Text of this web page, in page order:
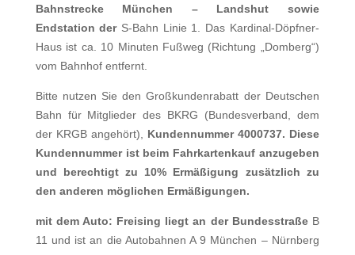
Bahnstrecke München – Landshut sowie
Endstation der S-Bahn Linie 1
. Das Kardinal-Döpfner-
Haus ist ca. 10 Minuten Fußweg (Richtung „Domberg“)
vom Bahnhof entfernt.
Bitte nutzen Sie den Großkundenrabatt der Deutschen
Bahn für Mitglieder des BKRG (Bundesverband, dem
der KRGB angehört), Kundennummer 4000737. Diese
Kundennummer ist beim Fahrkartenkauf anzugeben
und berechtigt zu 10% Ermäßigung zusätzlich zu
den anderen möglichen Ermäßigungen.
mit dem Auto: Freising liegt an der Bundesstraße B
11 und ist an die Autobahnen A 9 München – Nürnberg